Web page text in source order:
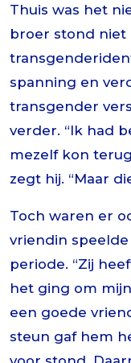
Thuis was het
broer stond niet
spanning en
transgender
verder. “Ik had
mezelf kon
zegt hij. “Maar
Toch waren er
vriendin
periode. “Zij
het ging om
een goede
steun gaf hem